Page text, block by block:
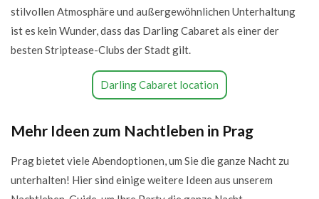
stilvollen Atmosphäre und außergewöhnlichen Unterhaltung
ist es kein Wunder, dass das Darling Cabaret als einer der
besten Striptease-Clubs der Stadt gilt.
Darling Cabaret location
Mehr Ideen zum Nachtleben in Prag
Prag bietet viele Abendoptionen, um Sie die ganze Nacht zu
unterhalten! Hier sind einige weitere Ideen aus unserem